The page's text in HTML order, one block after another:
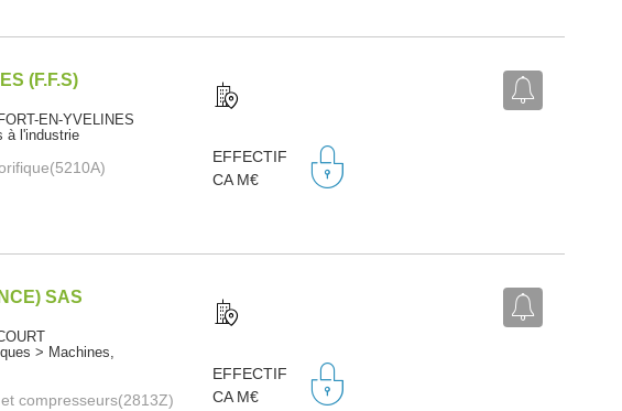
(F.F.S)
EN-YVELINES
à l'industrie
EFFECTIF
CA M€
SAS
> Machines,
compresseurs(2813Z)
EFFECTIF
CA M€